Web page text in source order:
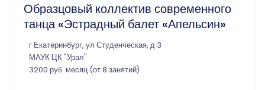
Образцовый коллектив современного
танца «Эстрадный балет «Апельсин»
г Екатеринбург, ул Студенческая, д 3
МАУК ЦК "Урал"
3200 руб. месяц (от 8 занятий)